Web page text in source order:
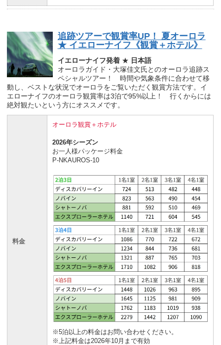
追跡ツアーで観賞率UP！ 夏オーロラ
★ イエローナイフ《観賞＋ホテル》
イエローナイフ発着★ 日本語
オーロラガイド・大塚佳文氏とのオーロラ追跡ス
ペシャルツアー！ 時間や気象条件に合わせて移
動し、ベストな状況でオーロラをご覧いただく観賞方法です。イ
エローナイフのオーロラ観賞率は3泊で95%以上！ 行くからには
絶対観たいという方にオススメです。
料金
オーロラ観賞＋ホテル
2026年シーズン
お一人様パッケージ料金
P-NKAUROS-10
※5泊以上の料金はお問い合わせください。
※上記料金は2026年10月まで有効